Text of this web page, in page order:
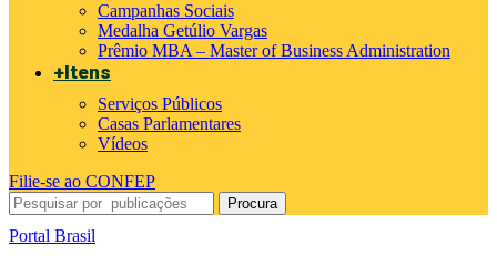
Campanhas Sociais
Medalha Getúlio Vargas
Prêmio MBA – Master of Business Administration
+Itens
Serviços Públicos
Casas Parlamentares
Vídeos
Filie-se ao CONFEP
Procura
Portal Brasil